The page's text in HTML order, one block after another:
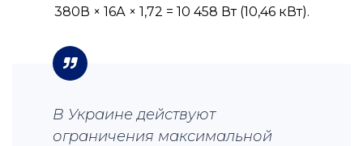
380В × 16А × 1,72 = 10 458 Вт (10,46 кВт).
В Украине действуют
ограничения максимальной